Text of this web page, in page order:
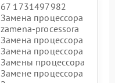
67 1731497982
Замена процессора
zamena-processora
Замена процессора
Замена процессора
Замены процессора
Замене процессора